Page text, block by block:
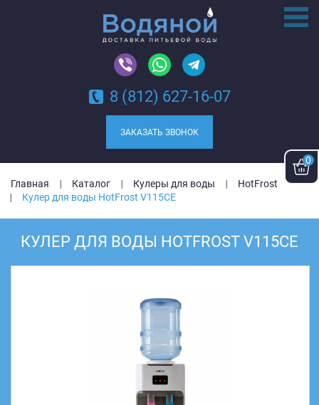
0
8 (812) 627-16-07
ЗАКАЗАТЬ ЗВОНОК
Главная Каталог Кулеры для воды
HotFrost
Кулер для воды HotFrost V115CE
КУЛЕР ДЛЯ ВОДЫ HOTFROST V115CE